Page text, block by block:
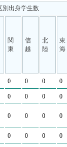
別出身学生数
関
東
信
越
北
陸
東
海
0 0 0 0
0 0 0 0
0 0 0 0
0 0 0 0